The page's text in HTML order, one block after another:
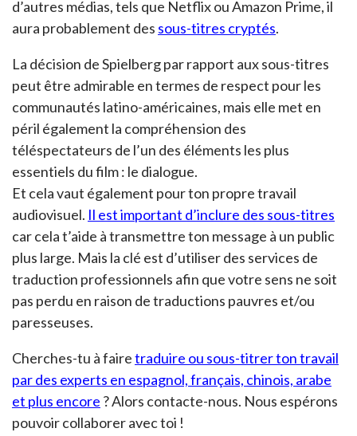
d’autres médias, tels que Netflix ou Amazon Prime, il
aura probablement des sous-titres cryptés.
La décision de Spielberg par rapport aux sous-titres
peut être admirable en termes de respect pour les
communautés latino-américaines, mais elle met en
péril également la compréhension des
téléspectateurs de l’un des éléments les plus
essentiels du film : le dialogue.
Et cela vaut également pour ton propre travail
audiovisuel. Il est important d’inclure des sous-titres
car cela t’aide à transmettre ton message à un public
plus large. Mais la clé est d’utiliser des services de
traduction professionnels afin que votre sens ne soit
pas perdu en raison de traductions pauvres et/ou
paresseuses.
Cherches-tu à fairetraduire ou sous-titrer ton travail
par des experts en espagnol, français, chinois, arabe
et plus encore ? Alors contacte-nous. Nous espérons
pouvoir collaborer avec toi !